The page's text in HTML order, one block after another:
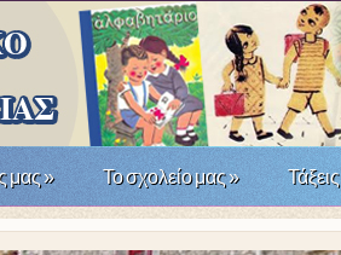
μας» Το σχολείο μας» Τάξεις
την Επανάσταση του '21; Μια